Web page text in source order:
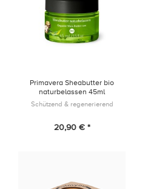
Primavera Sheabutter bio
naturbelassen 45ml
Schützend & regenerierend
20,90 € *